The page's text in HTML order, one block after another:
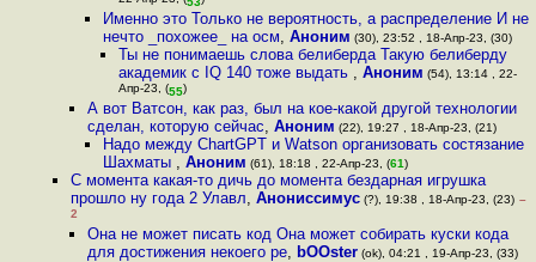
Именно это Только не вероятность, а распределение И не
нечто _похожее_ на осм, Аноним (30), 23:52 , 18-Апр-23, (30)
Ты не понимаешь слова белиберда Такую белиберду
академик с IQ 140 тоже выдать ,Аноним (54), 13:14 , 22-
Апр-23, (55)
А вот Ватсон, как раз, был на кое-какой другой технологии
сделан, которую сейчас, Аноним (22), 19:27 , 18-Апр-23, (21)
Надо между ChartGPT и Watson организовать состязание
Шахматы , Аноним (61), 18:18 , 22-Апр-23, (61)
С момента какая-то дичь до момента бездарная игрушка
прошло ну года 2 Улавл,Анониссимус (?), 19:38 , 18-Апр-23, (23) –
2
Она не может писать код Она может собирать куски кода
для достижения некоего ре, bOOster(ok), 04:21 , 19-Апр-23, (33)